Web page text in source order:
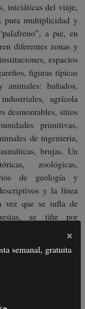
iniciáticas del viaje,
pura multiplicidad y
a pie, en
diferentes zonas y
espacios
figuras típicas
bañados,
agrícola
desmontables, sitios
primitivas,
de ingeniería,
brujas. Un
zoológicas,
de geología y
y la línea
vez que se infla de
se tiñe por
resuenan tantas
Juan Dahlmann,
Quijote, Leopold
×
semanal, gratuita